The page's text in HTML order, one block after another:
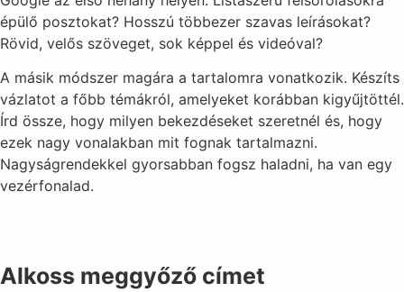
épülő posztokat? Hosszú többezer szavas leírásokat?
Rövid, velős szöveget, sok képpel és videóval?
A másik módszer magára a tartalomra vonatkozik. Készíts
vázlatot a főbb témákról, amelyeket korábban kigyűjtöttél.
Írd össze, hogy milyen bekezdéseket szeretnél és, hogy
ezek nagy vonalakban mit fognak tartalmazni.
Nagyságrendekkel gyorsabban fogsz haladni, ha van egy
vezérfonalad.
Alkoss meggyőző címet